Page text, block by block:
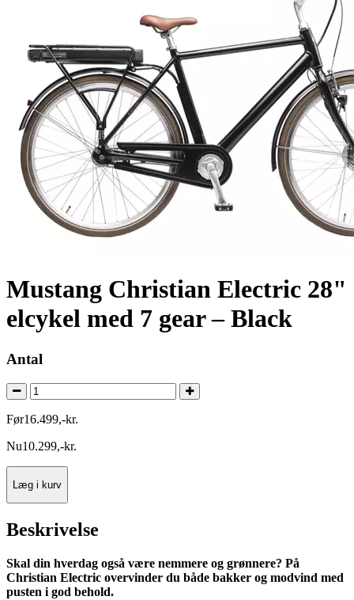
Mustang Christian Electric 28"
elcykel med 7 gear – Black
Antal
Før16.499,-kr.
Nu10.299,-kr.
Læg i kurv
Beskrivelse
Skal din hverdag også være nemmere og grønnere? På
Christian Electric overvinder du både bakker og modvind med
pusten i god behold.